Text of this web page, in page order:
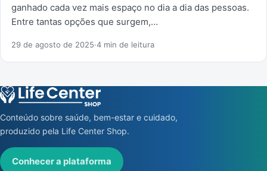
ganhado cada vez mais espaço no dia a dia das pessoas.
Entre tantas opções que surgem,…
29 de agosto de 2025·4 min de leitura
Conteúdo sobre saúde, bem-estar e cuidado,
produzido pela Life Center Shop.
Conhecer a plataforma